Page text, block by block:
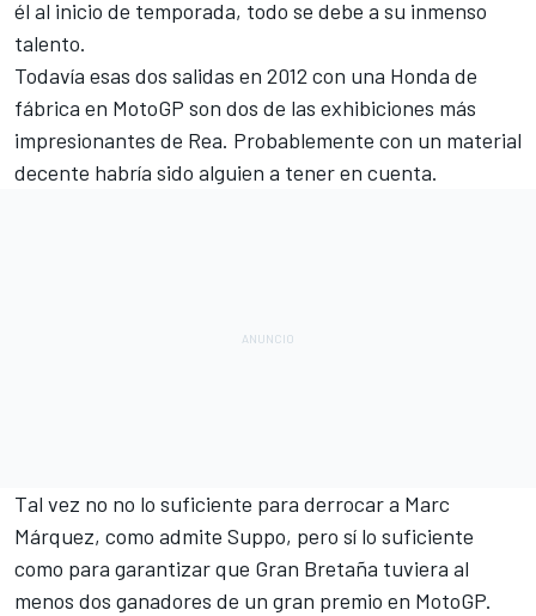
él al inicio de temporada, todo se debe a su inmenso
talento.
Todavía esas dos salidas en 2012 con una Honda de
fábrica en MotoGP son dos de las exhibiciones más
impresionantes de Rea. Probablemente con un material
decente habría sido alguien a tener en cuenta.
Tal vez no no lo suficiente para derrocar a Marc
Márquez, como admite Suppo, pero sí lo suficiente
como para garantizar que Gran Bretaña tuviera al
menos dos ganadores de un gran premio en MotoGP.